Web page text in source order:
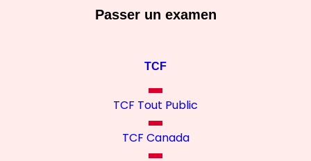
Passer un examen
TCF
TCF Tout Public
TCF Canada